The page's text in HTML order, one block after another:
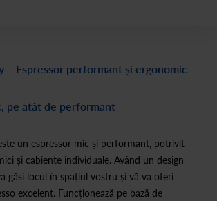
– Espressor performant și ergonomic
pe atât de performant
un espressor mic și performant, potrivit
și cabiente individuale. Având un design
găsi locul în spațiul vostru și vă va oferi
excelent. Funcționează pe bază de